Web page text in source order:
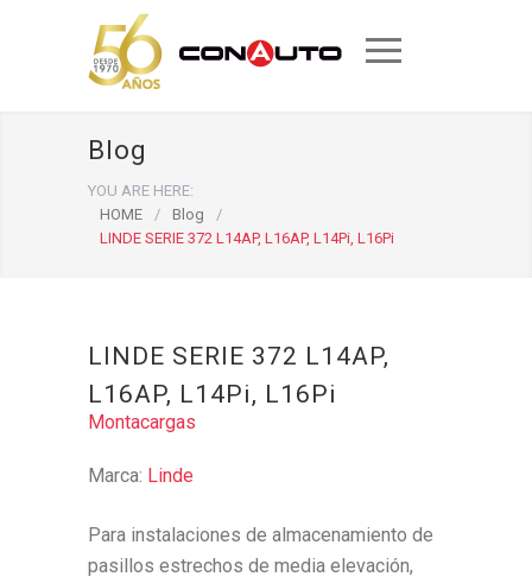
Blog
YOU ARE HERE:
HOME
/ Blog
/
LINDE SERIE 372 L14AP, L16AP, L14Pi, L16Pi
LINDE SERIE 372 L14AP,
L16AP, L14Pi, L16Pi
Montacargas
Marca: Linde
Para instalaciones de almacenamiento de
pasillos estrechos de media elevación,